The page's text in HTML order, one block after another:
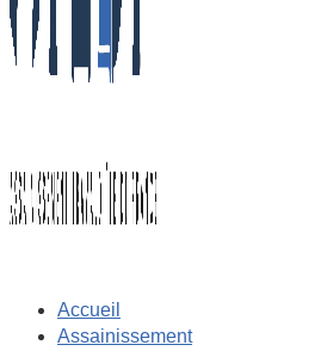
Accueil
Assainissement